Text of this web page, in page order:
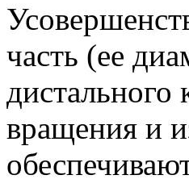
часть (ее
вращения и